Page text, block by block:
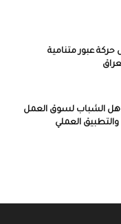
عبور متنامية
تؤهل الشباب لسوق العمل
والتطبيق العملي